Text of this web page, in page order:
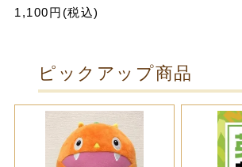
1,100円(税込)
ピックアップ商品